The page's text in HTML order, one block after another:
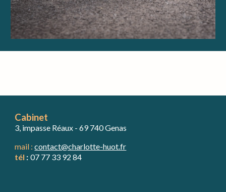
Cabinet
3, impasse Réaux -69 740 Genas
mail :contact@charlotte-huot.fr
tél : 07 77 33 92 84